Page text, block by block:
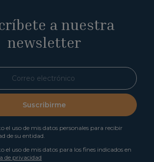
a nuestra
newsletter
Suscribirme
el uso de mis datos personales para recibir
de su entidad.
el uso de mis datos para los fines indicados en
de privacidad